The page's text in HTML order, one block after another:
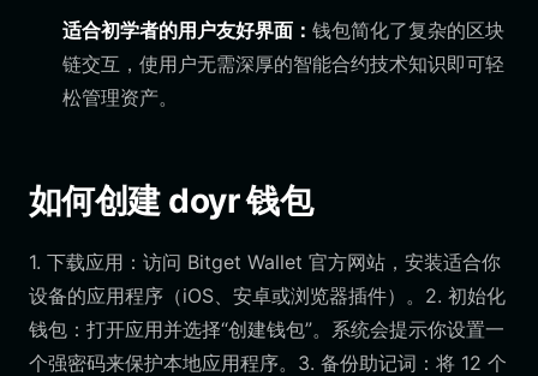
适合初学者的用户友好界面： 钱包简化了复杂的区块
链交互，使用户无需深厚的智能合约技术知识即可轻
松管理资产。
如何创建 doyr 钱包
1. 下载应用：访问 Bitget Wallet 官方网站，安装适合你
设备的应用程序（iOS、安卓或浏览器插件）。2. 初始化
钱包：打开应用并选择“创建钱包”。系统会提示你设置一
个强密码来保护本地应用程序。3. 备份助记词：将 12 个